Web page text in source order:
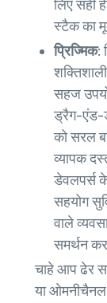
लिए सही
स्टैक का
प्रिज्मिक:
सहज
ड्रैग-एंड-
को सरल
व्यापक
डेवलपर्स
सहयोग
वाले
समर्थन
चाहे आप ढेर
या ओमनीचैनल